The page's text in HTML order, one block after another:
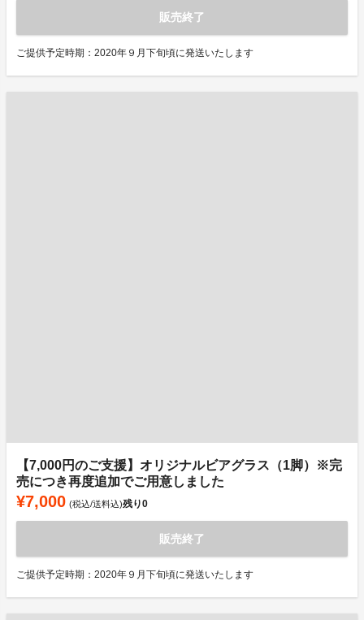
販売終了
ご提供予定時期：2020年９月下旬頃に発送いたします
【7,000円のご支援】オリジナルビアグラス（1脚）※完
売につき再度追加でご用意しました
¥7,000 (税込/送料込)残り0
販売終了
ご提供予定時期：2020年９月下旬頃に発送いたします